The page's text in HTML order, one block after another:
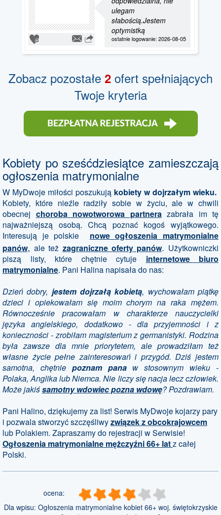
ulegam
słabością.Jestem
optymistką
ostatnie logowanie: 2026-08-05
Zobacz pozostałe 2 ofert spełniających
Twoje kryteria
Kobiety po sześćdziesiątce zamieszczają
ogłoszenia matrymonialne
W MyDwoje miłości poszukują kobiety w dojrzałym wieku.
Kobiety, które nieźle radziły sobie w życiu, ale w chwili
obecnej choroba nowotworowa partnerazabrała im tę
najważniejszą osobą. Chcą poznać kogoś wyjątkowego.
Interesują je polskie nowe ogłoszenia matrymonialne
panów,ale też zagraniczne oferty panów. Użytkowniczki
piszą listy, które chętnie cytuje internetowe biuro
matrymonialne. Pani Halina napisała do nas:
Dzień dobry, jestem dojrzałą kobietą, wychowałam piątkę
dzieci i opiekowałam się moim chorym na raka mężem.
Równocześnie pracowałam w charakterze nauczycielki
języka angielskiego, dodatkowo - dla przyjemności i z
konieczności - zrobiłam magisterium z germanistyki. Rodzina
była zawsze dla mnie priorytetem, ale prowadziłam też
własne życie pełne zainteresowań i przygód. Dziś jestem
samotna, chętniepoznam pana w stosownym wieku -
Polaka, Anglika lub Niemca. Nie liczy się nacja lecz człowiek.
Może jakiśsamotny wdowiec pozna wdowę? Pozdrawiam.
Pani Halino, dziękujemy za list! Serwis MyDwoje kojarzy pary
i pozwala stworzyć szczęśliwyzwiązek z obcokrajowcem
lub Polakiem. Zapraszamy do rejestracji w Serwisie!
Ogłoszenia matrymonialne mężczyźni 66+ latz całej
Polski.
ocena:
Dla wpisu: Ogłoszenia matrymonialne kobiet 66+ woj. świętokrzyskie